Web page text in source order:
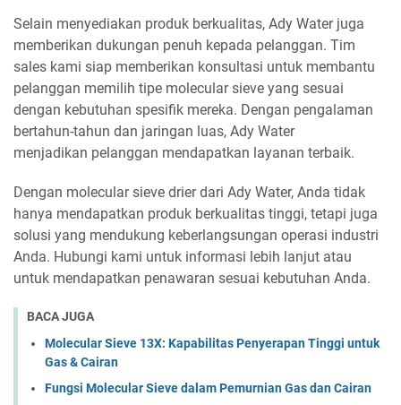
Selain menyediakan produk berkualitas, Ady Water juga
memberikan dukungan penuh kepada pelanggan. Tim
sales kami siap memberikan konsultasi untuk membantu
pelanggan memilih tipe molecular sieve yang sesuai
dengan kebutuhan spesifik mereka. Dengan pengalaman
bertahun-tahun dan jaringan luas, Ady Water
menjadikan pelanggan mendapatkan layanan terbaik.
Dengan molecular sieve drier dari Ady Water, Anda tidak
hanya mendapatkan produk berkualitas tinggi, tetapi juga
solusi yang mendukung keberlangsungan operasi industri
Anda. Hubungi kami untuk informasi lebih lanjut atau
untuk mendapatkan penawaran sesuai kebutuhan Anda.
BACA JUGA
Molecular Sieve 13X: Kapabilitas Penyerapan Tinggi untuk
Gas & Cairan
Fungsi Molecular Sieve dalam Pemurnian Gas dan Cairan